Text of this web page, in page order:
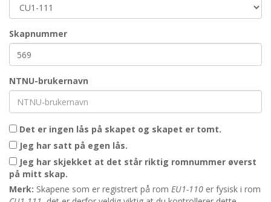
Skapnummer
NTNU-brukernavn
Det er ingen lås på skapet og skapet er tomt.
Jeg har satt på egen lås.
på mitt skap.
Merk: Skapene som er registrert på rom EU1-110 er fysisk i rom